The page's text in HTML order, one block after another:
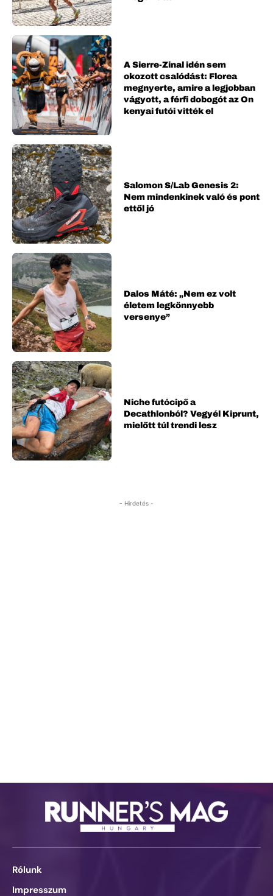
A Sierre-Zinal idén sem
okozott csalódást: Florea
megnyerte, amire a legjobban
vágyott, a férfi dobogót az On
kenyai futói vitték el
Salomon S/Lab Genesis 2:
Nem mindenkinek való és pont
ettől jó
Dalos Máté: „Nem ez volt
életem legkönnyebb
versenye”
Niche futócipő a
Decathlonból? Vegyél Kiprunt,
mielőtt túl trendi lesz
- Hirdetés -
Rólunk
Impresszum